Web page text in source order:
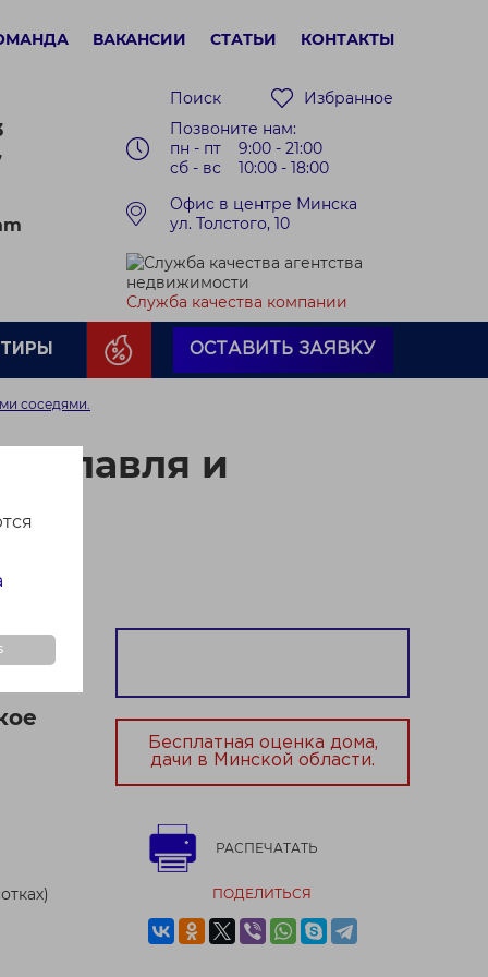
ВАКАНСИИ СТАТЬИ КОНТАКТЫ
Поиск
Избранное
Позвоните нам:
пн - пт 9:00 - 21:00
сб - вс 10:00 - 18:00
Офис в центре Минска
ул. Толстого, 10
Служба качества компании
ОСТАВИТЬ ЗАЯВКУ
соседями.
и
Бесплатная оценка дома,
дачи в Минской области.
РАСПЕЧАТАТЬ
ПОДЕЛИТЬСЯ